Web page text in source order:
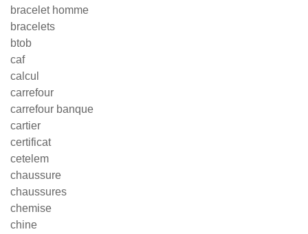
bracelet homme
bracelets
btob
caf
calcul
carrefour
carrefour banque
cartier
certificat
cetelem
chaussure
chaussures
chemise
chine